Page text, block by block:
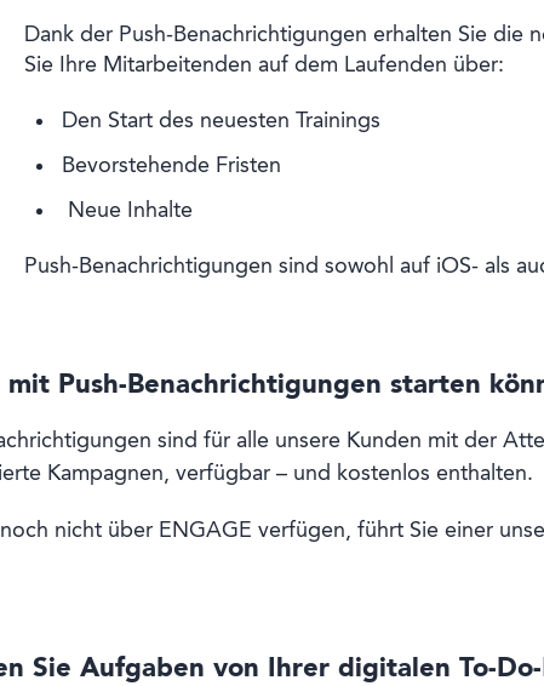
Dank der Push-Benachrichtigungen erhalten Sie die
Sie Ihre Mitarbeitenden auf dem Laufenden über:
Den Start des neuesten Trainings
Bevorstehende Fristen
Neue Inhalte
Push-Benachrichtigungen sind sowohl auf iOS- als
mit Push-Benachrichtigungen starten
sind für alle unsere Kunden mit der
Kampagnen, verfügbar – und kostenlos enthalten.
nicht über ENGAGE verfügen, führt Sie einer
Sie Aufgaben von Ihrer digitalen To-